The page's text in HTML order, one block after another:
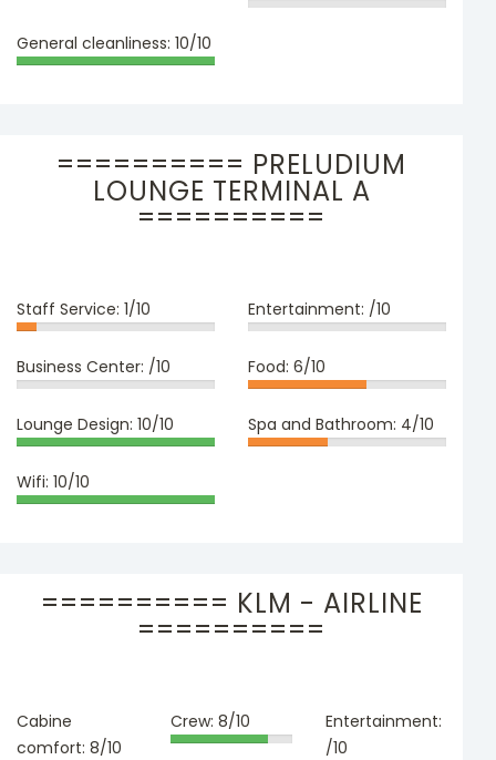
General cleanliness: 10/10
========== PRELUDIUM
LOUNGE TERMINAL A
==========
Staff Service: 1/10 Entertainment: /10
Business Center: /10 Food: 6/10
Lounge Design: 10/10 Spa and Bathroom: 4/10
Wifi: 10/10
========== KLM - AIRLINE
==========
Cabine
comfort: 8/10
Crew:8/10
Entertainment:
/10